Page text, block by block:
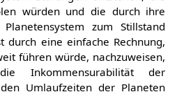
würden und die durch ihre
zum Stillstand
durch eine einfache Rechnung,
führen würde, nachzuweisen,
Inkommensurabilität der
Umlaufzeiten der Planeten